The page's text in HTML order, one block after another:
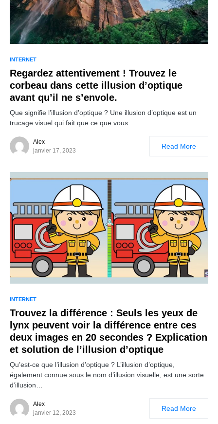
INTERNET
Regardez attentivement ! Trouvez le
corbeau dans cette illusion d’optique
avant qu’il ne s’envole.
Que signifie l’illusion d’optique ? Une illusion d’optique est un
trucage visuel qui fait que ce que vous…
Alex
janvier 17, 2023
Read More
INTERNET
Trouvez la différence : Seuls les yeux de
lynx peuvent voir la différence entre ces
deux images en 20 secondes ? Explication
et solution de l’illusion d’optique
Qu’est-ce que l’illusion d’optique ? L’illusion d’optique,
également connue sous le nom d’illusion visuelle, est une sorte
d’illusion…
Alex
janvier 12, 2023
Read More